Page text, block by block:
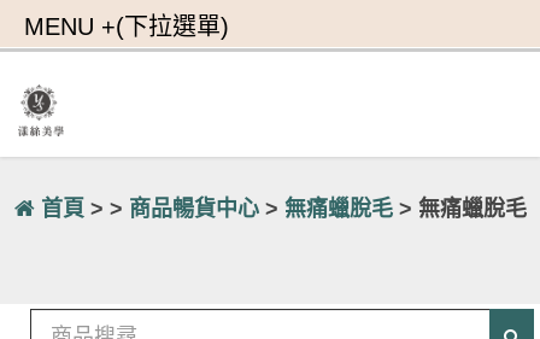
首頁 > > 商品暢貨中心> 無痛蠟脫毛> 無痛蠟脫毛